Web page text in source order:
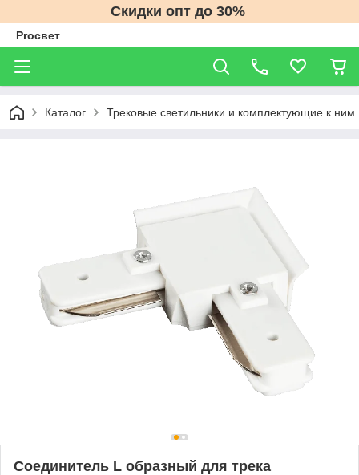
Скидки опт до 30%
Proсвет
Каталог Трековые светильники и комплектующие к ним
Соединитель L образный для трека